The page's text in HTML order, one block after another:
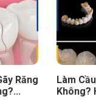
Làm Cầu Răng Sứ
Không? Hạn Chế